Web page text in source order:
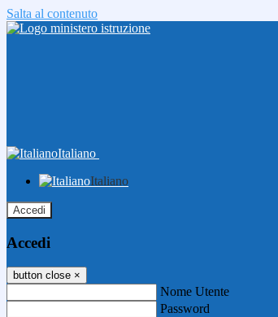
Salta al contenuto
Italiano
Italiano
Accedi
Accedi
button close ×
Nome Utente
Password